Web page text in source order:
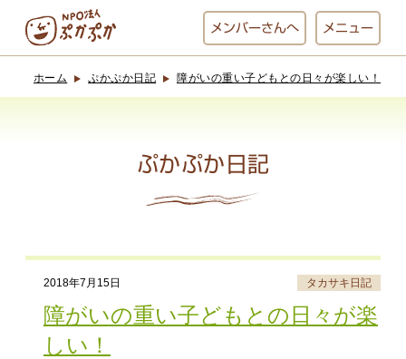
メンバーさんへ メニュー
お休み中
わんど
ホーム ぷかぷか日記 障がいの重い子どもとの日々が楽しい！
ぷかぷか日記
2018年7月15日 タカサキ日記
障がいの重い子どもとの日々が楽
しい！